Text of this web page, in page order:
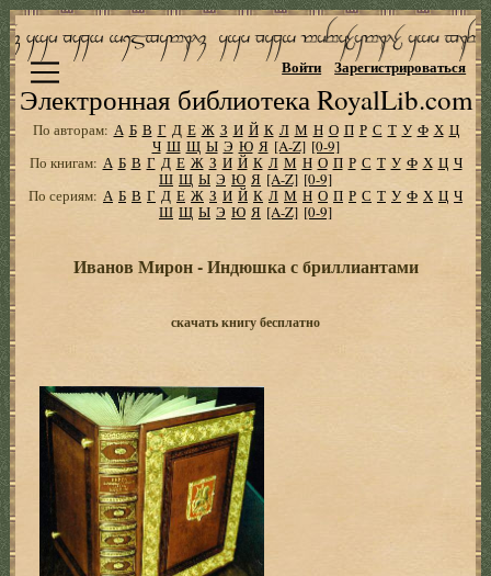
Электронная библиотека RoyalLib.com
Войти Зарегистрироваться
По авторам: А Б В Г Д Е Ж З И Й К Л М Н О П Р С Т У Ф Х Ц
Ч Ш Щ Ы Э Ю Я [A-Z] [0-9]
По книгам: А Б В Г Д Е Ж З И Й К Л М Н О П Р С Т У Ф Х Ц Ч
Ш Щ Ы Э Ю Я [A-Z] [0-9]
По сериям: А Б В Г Д Е Ж З И Й К Л М Н О П Р С Т У Ф Х Ц Ч
Ш Щ Ы Э Ю Я [A-Z] [0-9]
Иванов Мирон - Индюшка с бриллиантами
скачать книгу бесплатно